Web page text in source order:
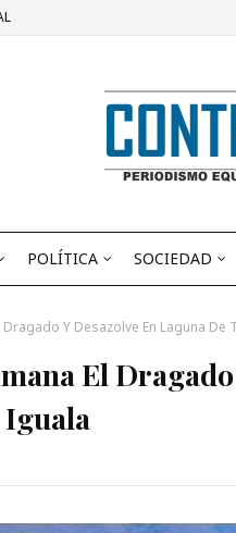
POLÍTICA SOCIEDAD
Y Desazolve En Laguna De
El
Iguala